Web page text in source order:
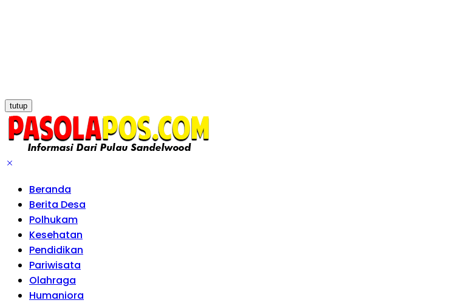
tutup
Beranda
Berita Desa
Polhukam
Kesehatan
Pendidikan
Pariwisata
Olahraga
Humaniora